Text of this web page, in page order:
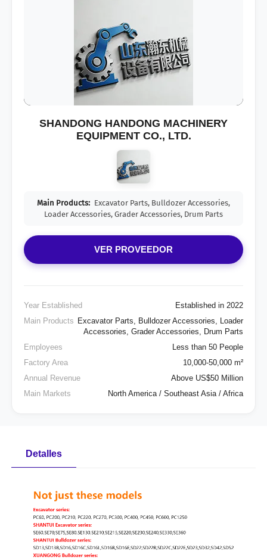
SHANDONG HANDONG MACHINERY
EQUIPMENT CO., LTD.
Main Products: Excavator Parts, Bulldozer Accessories,
Loader Accessories, Grader Accessories, Drum Parts
VER PROVEEDOR
Year Established
Established in 2022
Main Products Excavator Parts, Bulldozer Accessories, Loader
Accessories, Grader Accessories, Drum Parts
Employees
Less than 50 People
Factory Area
10,000-50,000 m²
Annual Revenue
Above US$50 Million
Main Markets
North America / Southeast Asia / Africa
Detalles